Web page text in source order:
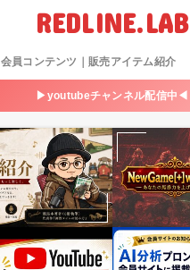
REDLINE.LAB
会員コンテンツ｜販売アイテム紹介
▶youtubeチャンネル配信中◀